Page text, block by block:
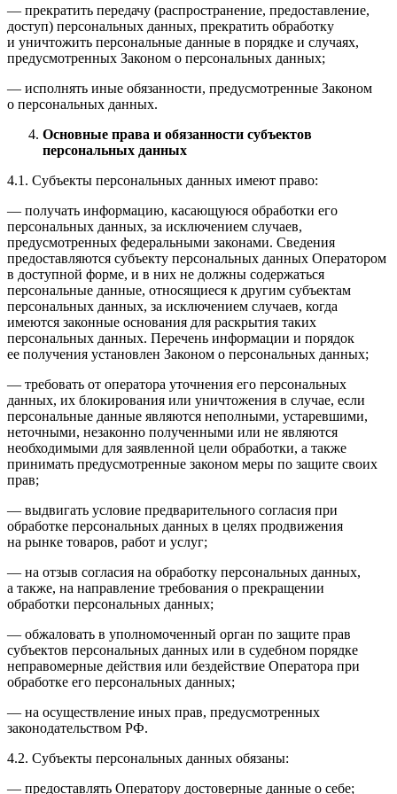
— прекратить передачу (распространение, предоставление,
доступ) персональных данных, прекратить обработку
и уничтожить персональные данные в порядке и случаях,
предусмотренных Законом о персональных данных;
— исполнять иные обязанности, предусмотренные Законом
о персональных данных.
Основные права и обязанности субъектов
персональных данных
4.1. Субъекты персональных данных имеют право:
— получать информацию, касающуюся обработки его
персональных данных, за исключением случаев,
предусмотренных федеральными законами. Сведения
предоставляются субъекту персональных данных Оператором
в доступной форме, и в них не должны содержаться
персональные данные, относящиеся к другим субъектам
персональных данных, за исключением случаев, когда
имеются законные основания для раскрытия таких
персональных данных. Перечень информации и порядок
ее получения установлен Законом о персональных данных;
— требовать от оператора уточнения его персональных
данных, их блокирования или уничтожения в случае, если
персональные данные являются неполными, устаревшими,
неточными, незаконно полученными или не являются
необходимыми для заявленной цели обработки, а также
принимать предусмотренные законом меры по защите своих
прав;
— выдвигать условие предварительного согласия при
обработке персональных данных в целях продвижения
на рынке товаров, работ и услуг;
— на отзыв согласия на обработку персональных данных,
а также, на направление требования о прекращении
обработки персональных данных;
— обжаловать в уполномоченный орган по защите прав
субъектов персональных данных или в судебном порядке
неправомерные действия или бездействие Оператора при
обработке его персональных данных;
— на осуществление иных прав, предусмотренных
законодательством РФ.
4.2. Субъекты персональных данных обязаны:
— предоставлять Оператору достоверные данные о себе;